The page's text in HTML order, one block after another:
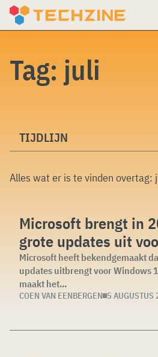
Skip
Tag: juli
TIJDLIJN
Alles wat er is te vinden overtag:
Microsoft brengt in
grote updates uit
Microsoft heeft bekendgemaakt
updates uitbrengt voor Windows
maakt het...
COEN VAN EENBERGEN 5 AUGUSTUS